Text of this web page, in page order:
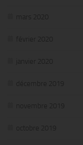
mars 2020
février 2020
janvier 2020
décembre 2019
novembre 2019
octobre 2019